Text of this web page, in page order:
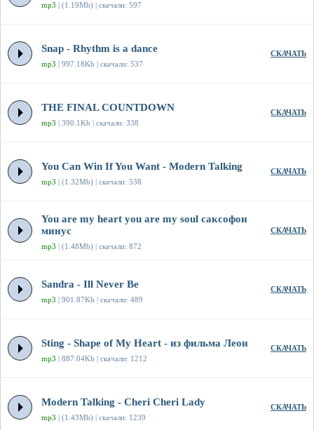
mp3 | (1.19Mb) | скачали: 597
Snap - Rhythm is a dance
mp3 | 997.18Kb | скачали: 537
СКАЧАТЬ
THE FINAL COUNTDOWN
mp3 | 390.1Kb | скачали: 338
СКАЧАТЬ
You Can Win If You Want - Modern Talking
mp3 | (1.32Mb) | скачали: 538
СКАЧАТЬ
You are my heart you are my soul саксофон
минус
mp3 | (1.48Mb) | скачали: 872
СКАЧАТЬ
Sandra - Ill Never Be
mp3 | 901.87Kb | скачали: 489
СКАЧАТЬ
Sting - Shape of My Heart - из фильма Леон
mp3 | 887.04Kb | скачали: 1212
СКАЧАТЬ
Modern Talking - Cheri Cheri Lady
mp3 | (1.43Mb) | скачали: 1239
СКАЧАТЬ